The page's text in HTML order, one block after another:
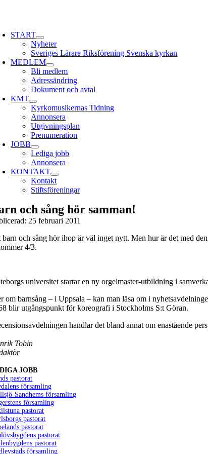
START
Nyheter
Sveriges Lärare Riksförening Svenska kyrkan
MEDLEM
Bli medlem
Adressändring
Dokument och avtal
KMT
Kyrkomusikernas Tidning
Annonsera
Utgivningsplan
Prenumeration
JOBB
Lediga jobb
Annonsera
KONTAKT
Kontakt
Stiftsföreningar
och sång hör samman!
25 februari 2011
och sång hör ihop är väl inget nytt. Men hur är det med
4/3.
universitet startar en ny orgelmaster-utbildning i
om barnsång – i Uppsala – kan man läsa om i
blir utgångspunkt för koreografi i Stockholms S:t Göran.
handlar det bland annat om enastående
Tobin
JOBB
pastorat
församling
Sandhems församling
församling
pastorat
pastorat
pastorat
pastorat
pastorat
församling